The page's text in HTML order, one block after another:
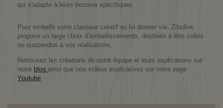
qui s'adapte à leurs besoins spécifiques.
Pour embellir votre classeur créatif ou lui donner vie, Zibuline
propose un large choix d'embellissements, destinés à être collés
ou suspendus à vos réalisations.
Retrouvez les créations de notre équipe et leurs explications sur
notre blog ainsi que nos vidéos explicatives sur notre page
Youtube.